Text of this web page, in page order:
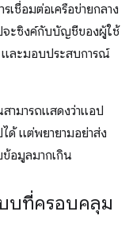
ชื่อมต่อเครือข่ายกลาง
จะซิงค์กับบัญชีของผู้ใช้
ละมอบประสบการณ์
ามารถแสดงว่าแอป
ด้ แต่พยายามอย่าส่ง
ข้อมูลมากเกิน
บที่ครอบคลุม